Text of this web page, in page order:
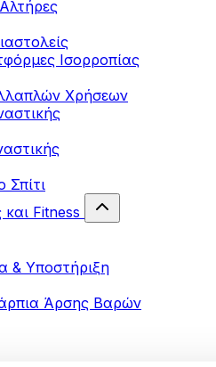
Ισορροπίας
Χρήσεων
Σπίτι
Fitness
& Υποστήριξη
Άρσης Βαρών